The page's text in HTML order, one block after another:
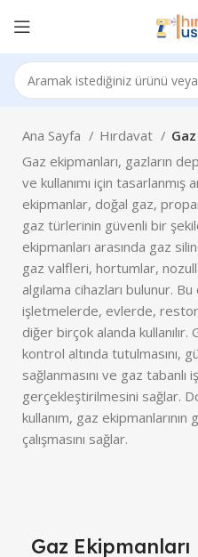
Ana Sayfa Hırdavat
Gaz ekipmanları, gazların
ve kullanımı için tasarlanmış
ekipmanlar, doğal gaz,
gaz türlerinin güvenli bir
ekipmanları arasında gaz
gaz valfleri, hortumlar,
algılama cihazları bulunur.
işletmelerde, evlerde,
diğer birçok alanda kullanılır.
kontrol altında tutulmasını,
sağlanmasını ve gaz
gerçekleştirilmesini sağlar.
kullanım, gaz
çalışmasını sağlar.
Gaz Ekipmanları